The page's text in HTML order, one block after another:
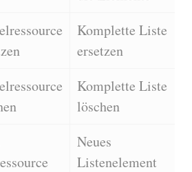
Komplette Liste
ersetzen
Komplette Liste
löschen
Neues
Listenelement